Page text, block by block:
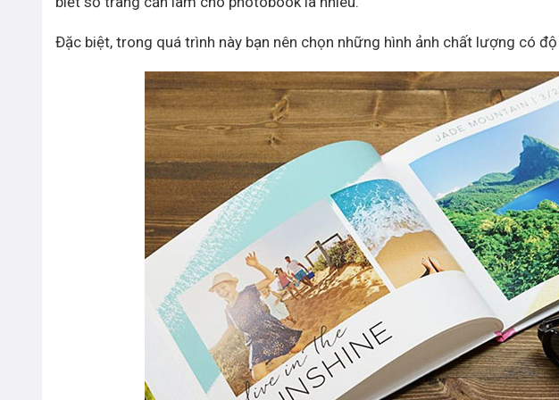
Đặc biệt, trong quá trình này bạn nên chọn những hình ảnh chất lượng có